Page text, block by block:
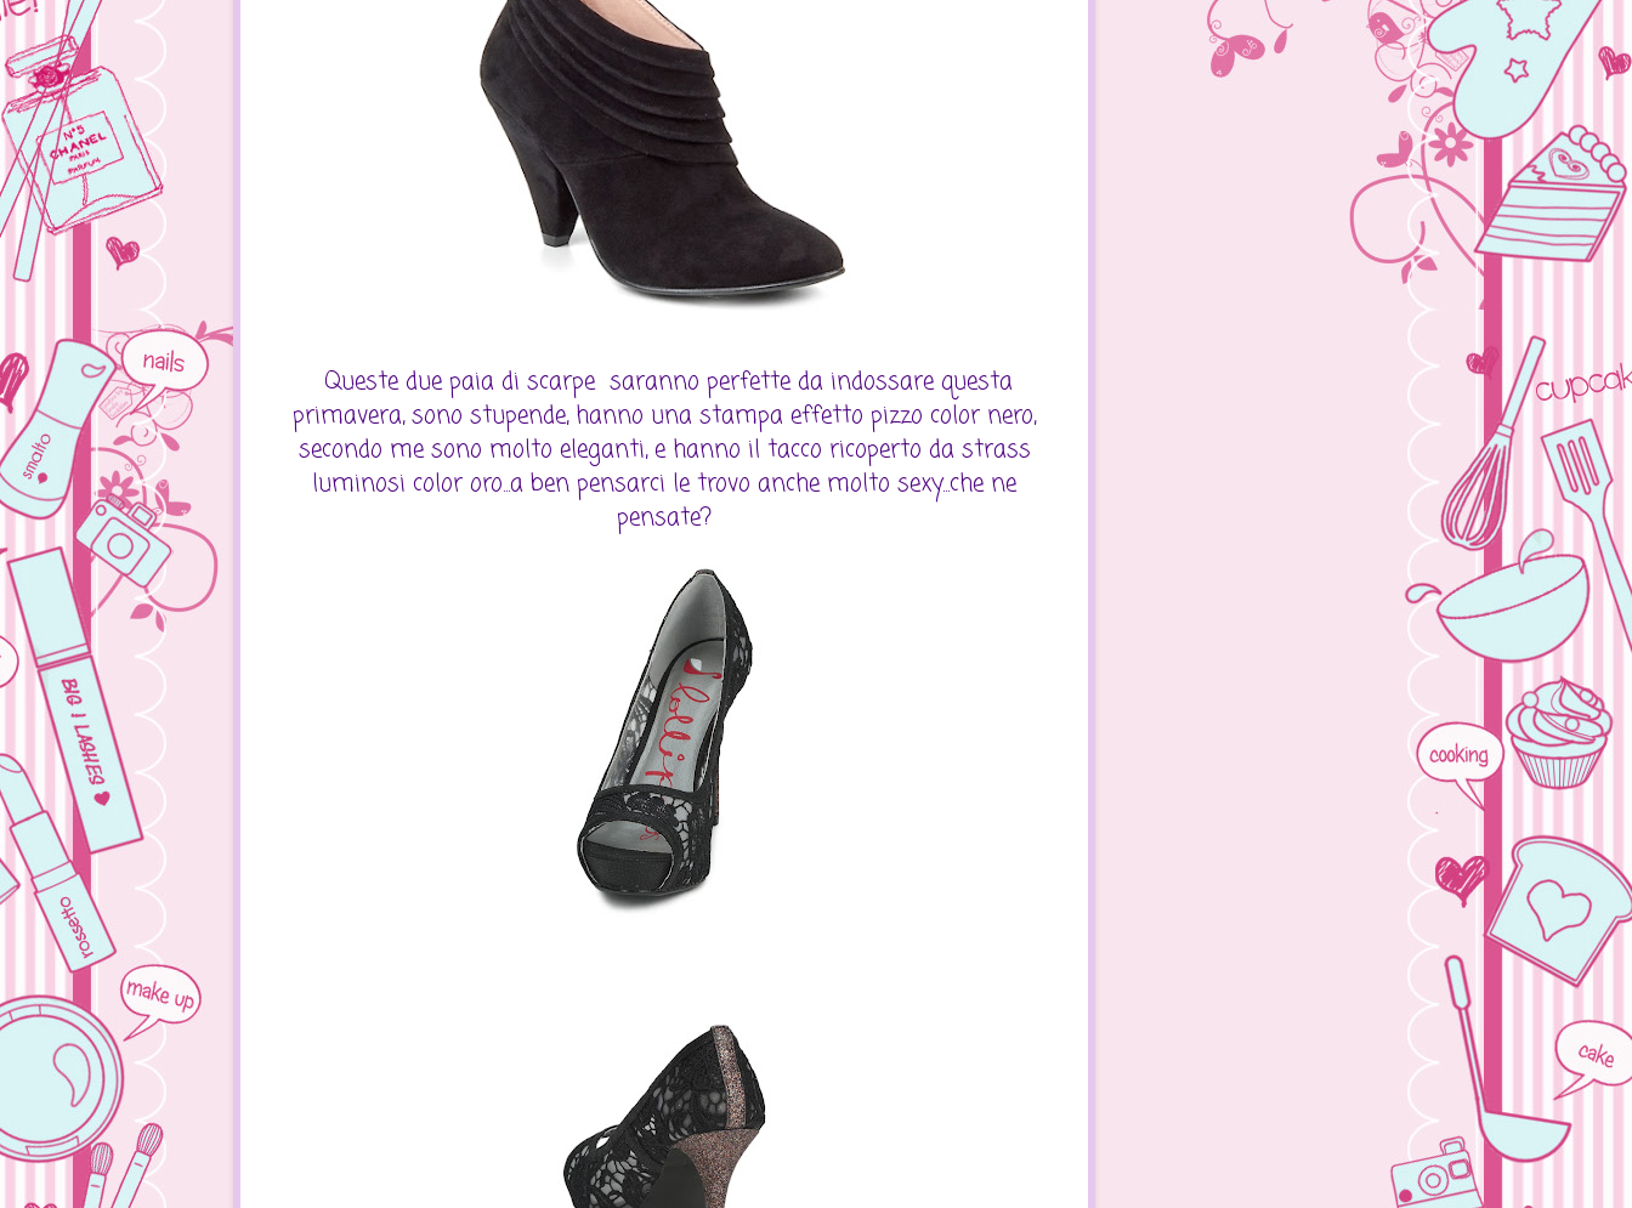
Queste due paia di scarpe saranno perfette da indossare questa
primavera, sono stupende, hanno una stampa effetto pizzo color nero,
secondo me sono molto eleganti, e hanno il tacco ricoperto da strass
luminosi color oro...a ben pensarci le trovo anche molto sexy...che ne
pensate?